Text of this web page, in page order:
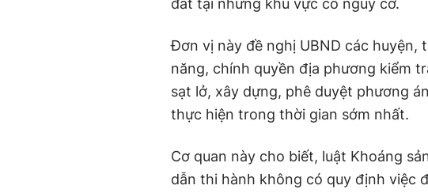
đất tại những khu vực có nguy cơ.
Đơn vị này đề nghị UBND các
năng, chính quyền địa phương kiểm
sạt lở, xây dựng, phê duyệt phương
thực hiện trong thời gian sớm nhất.
Cơ quan này cho biết, luật Khoáng
dẫn thi hành không có quy định việc